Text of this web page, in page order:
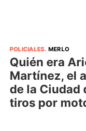
POLICIALES. MERLO
Quién era
Martínez, el
de la Ciudad
tiros por